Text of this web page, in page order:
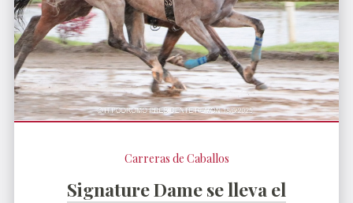
Carreras de Caballos
Signature Dame se lleva el